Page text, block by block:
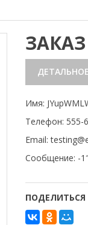
ЗАКАЗ
Имя:
Телефон: 555-
Email:
Сообщение: -
ПОДЕЛИТЬСЯ